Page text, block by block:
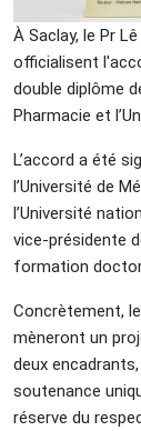
À Saclay, le Pr
officialisent
double diplôme
Pharmacie et
L’accord a été
l’Université de
l’Université
vice-présidente
formation
Concrètement,
mèneront un
deux encadrants,
soutenance
réserve du